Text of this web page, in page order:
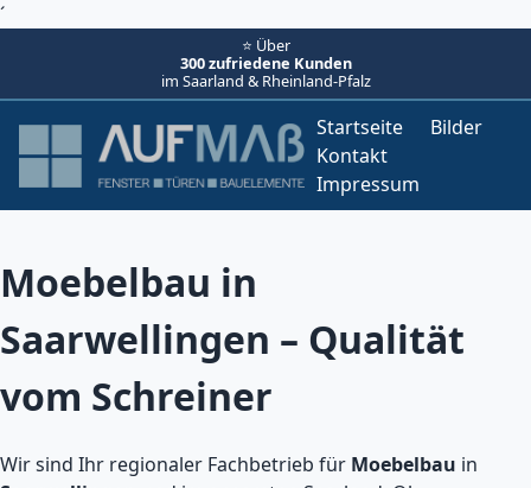
´
⭐ Über
300 zufriedene Kunden
im Saarland & Rheinland-Pfalz
Startseite
Bilder
Kontakt
Impressum
Moebelbau in
Saarwellingen – Qualität
vom Schreiner
Wir sind Ihr regionaler Fachbetrieb für Moebelbau in